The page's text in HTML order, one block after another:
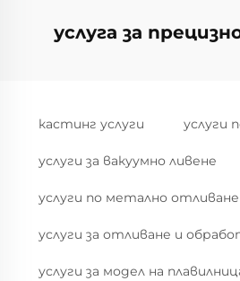
услуга за
кастинг услуги услуги
услуги за вакуумно ливене
услуги по метално отливане
услуги за отливане и
услуги за модел на